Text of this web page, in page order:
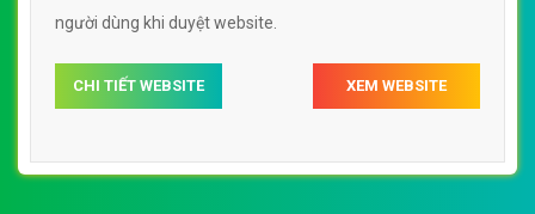
người dùng khi duyệt website.
CHI TIẾT WEBSITE XEM WEBSITE